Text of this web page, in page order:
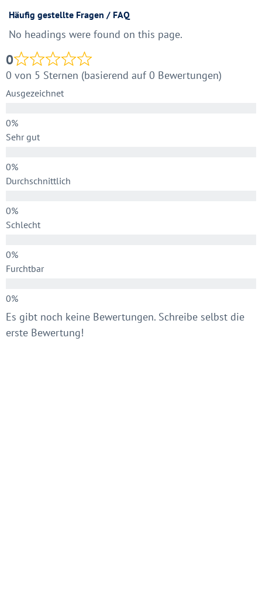
Häufig gestellte Fragen / FAQ
No headings were found on this page.
0
0 von 5 Sternen (basierend auf 0 Bewertungen)
Ausgezeichnet
Sehr gut
Durchschnittlich
Schlecht
Furchtbar
Es gibt noch keine Bewertungen. Schreibe selbst die
erste Bewertung!